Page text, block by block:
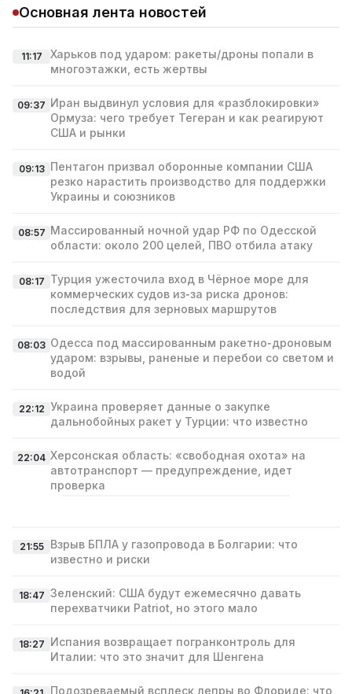
Основная лента новостей
11:17
Харьков под ударом: ракеты/дроны попали в
многоэтажки, есть жертвы
09:37 Иран выдвинул условия для «разблокировки»
Ормуза: чего требует Тегеран и как реагируют
США и рынки
09:13 Пентагон призвал оборонные компании США
резко нарастить производство для поддержки
Украины и союзников
08:57 Массированный ночной удар РФ по Одесской
области: около 200 целей, ПВО отбила атаку
08:17 Турция ужесточила вход в Чёрное море для
коммерческих судов из‑за риска дронов:
последствия для зерновых маршрутов
08:03 Одесса под массированным ракетно‑дроновым
ударом: взрывы, раненые и перебои со светом и
водой
22:12 Украина проверяет данные о закупке
дальнобойных ракет у Турции: что известно
22:04 Херсонская область: «свободная охота» на
автотранспорт — предупреждение, идет
проверка
21:55
Взрыв БПЛА у газопровода в Болгарии: что
известно и риски
18:47 Зеленский: США будут ежемесячно давать
перехватчики Patriot, но этого мало
18:27 Испания возвращает погранконтроль для
Италии: что это значит для Шенгена
Подозреваемый всплеск лепры во Флориде: что